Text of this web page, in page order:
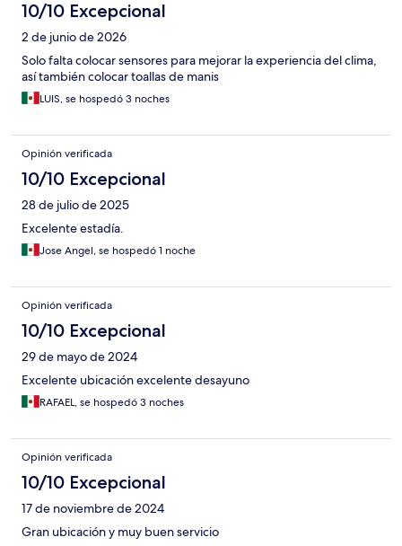
10/10 Excepcional
2 de junio de 2026
Solo falta colocar sensores para mejorar la experiencia del clima,
así también colocar toallas de manis
LUIS, se hospedó 3 noches
Opinión verificada
10/10 Excepcional
28 de julio de 2025
Excelente estadía.
Jose Angel, se hospedó 1 noche
Opinión verificada
10/10 Excepcional
29 de mayo de 2024
Excelente ubicación excelente desayuno
RAFAEL, se hospedó 3 noches
Opinión verificada
10/10 Excepcional
17 de noviembre de 2024
Gran ubicación y muy buen servicio